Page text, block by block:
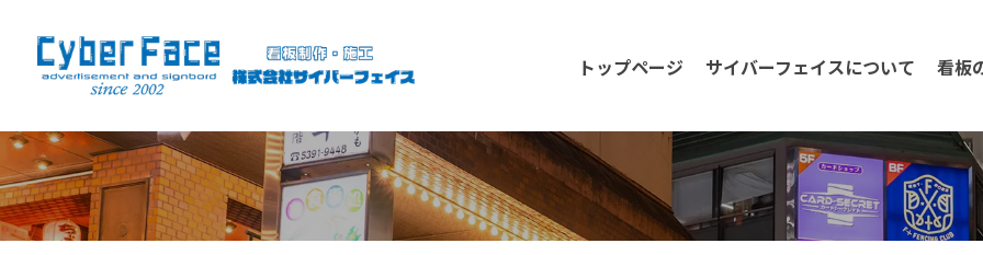
トップページ サイバーフェイスについて 看板